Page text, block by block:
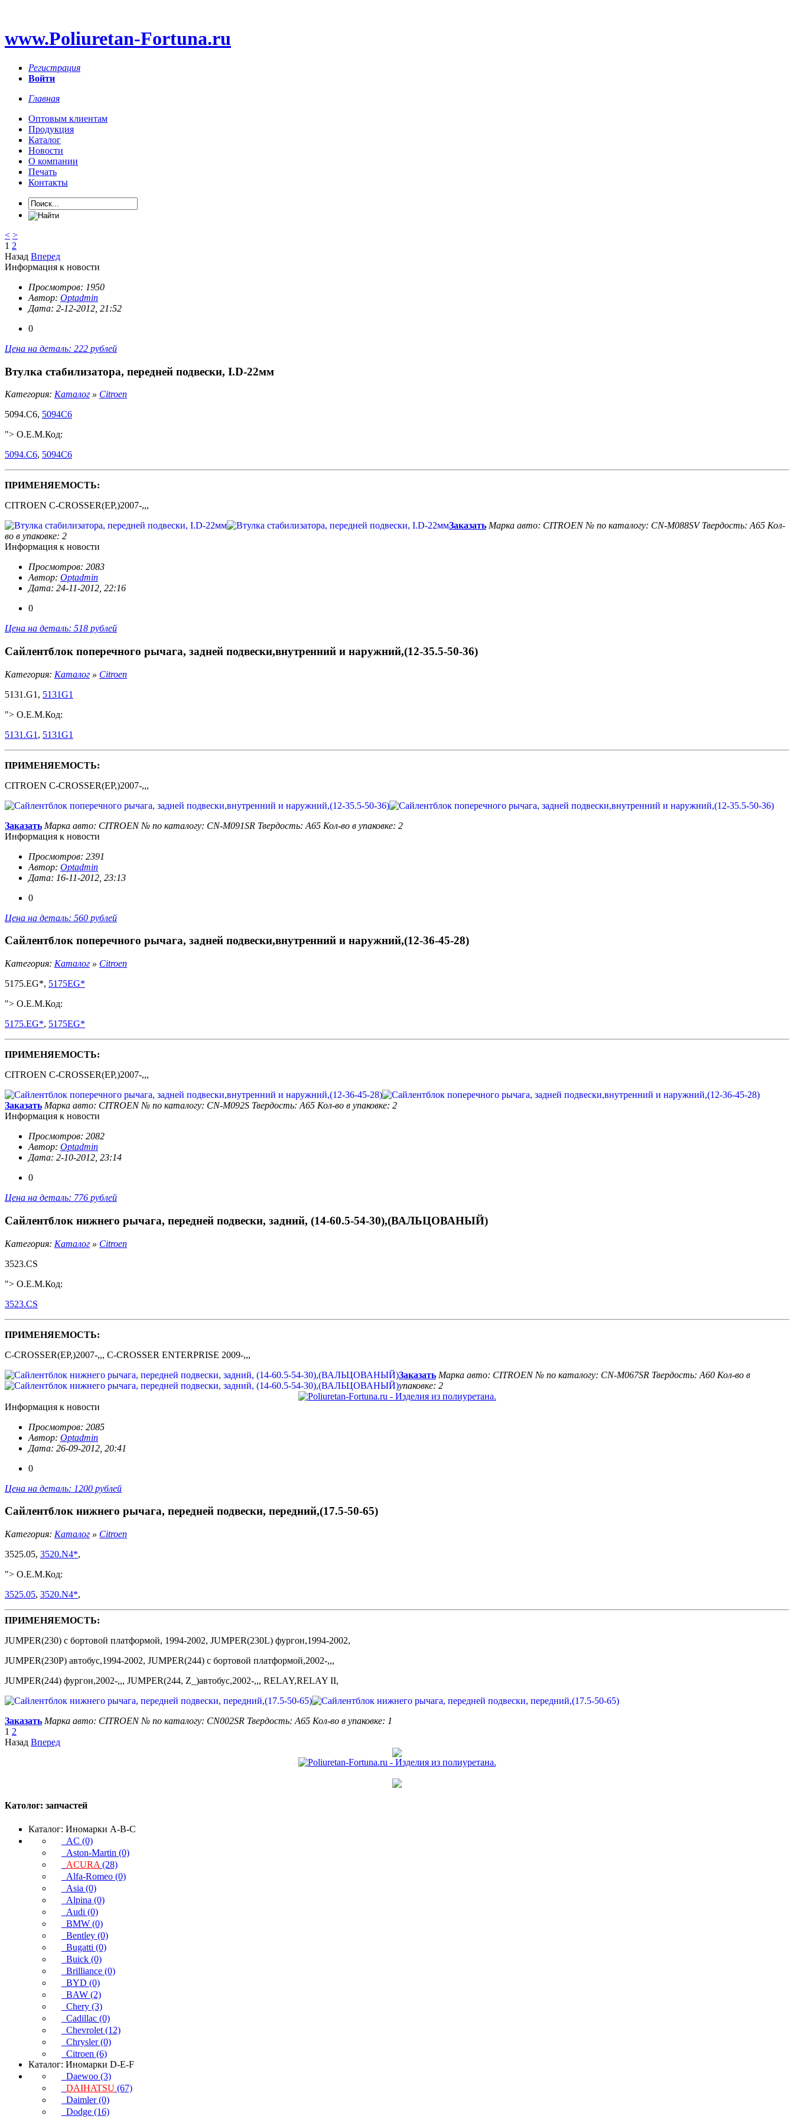
www.Poliuretan-Fortuna.ru
Регистрация
Войти
Главная
Оптовым клиентам
Продукция
Каталог
Новости
О компании
Печать
Контакты
< >
1 2
Назад Вперед
Информация к новости
Просмотров: 1950
Автор: Optadmin
Дата: 2-12-2012, 21:52
0
Цена на деталь: 222 рублей
Втулка стабилизатора, передней подвески, I.D-22мм
Категория: Каталог » Citroen
5094.C6, 5094C6
"> O.E.M.Код:
5094.C6, 5094C6
ПРИМЕНЯЕМОСТЬ:
CITROEN C-CROSSER(EP,)2007-,,,
Заказать Марка авто: CITROEN № по каталогу: CN-M088SV Твердость: А65 Кол-
во в упаковке: 2
Информация к новости
Просмотров: 2083
Автор: Optadmin
Дата: 24-11-2012, 22:16
0
Цена на деталь: 518 рублей
Сайлентблок поперечного рычага, задней подвески,внутренний и наружний,(12-35.5-50-36)
Категория: Каталог » Citroen
5131.G1, 5131G1
"> O.E.M.Код:
5131.G1 , 5131G1
ПРИМЕНЯЕМОСТЬ:
CITROEN C-CROSSER(EP,)2007-,,,
Заказать Марка авто: CITROEN № по каталогу: CN-M091SR Твердость: А65 Кол-во в упаковке: 2
Информация к новости
Просмотров: 2391
Автор: Optadmin
Дата: 16-11-2012, 23:13
0
Цена на деталь: 560 рублей
Сайлентблок поперечного рычага, задней подвески,внутренний и наружний,(12-36-45-28)
Категория: Каталог » Citroen
5175.EG*, 5175EG*
"> O.E.M.Код:
5175.EG*, 5175EG*
ПРИМЕНЯЕМОСТЬ:
CITROEN C-CROSSER(EP,)2007-,,,
Заказать Марка авто: CITROEN № по каталогу: CN-M092S Твердость: А65 Кол-во в упаковке: 2
Информация к новости
Просмотров: 2082
Автор: Optadmin
Дата: 2-10-2012, 23:14
0
Цена на деталь: 776 рублей
Сайлентблок нижнего рычага, передней подвески, задний, (14-60.5-54-30),(ВАЛЬЦОВАНЫЙ)
Категория: Каталог » Citroen
3523.CS
"> O.E.M.Код:
3523.CS
ПРИМЕНЯЕМОСТЬ:
C-CROSSER(EP,)2007-,,, C-CROSSER ENTERPRISE 2009-,,,
Заказать Марка авто: CITROEN № по каталогу: CN-M067SR Твердость: А60 Кол-во в
упаковке: 2
Информация к новости
Просмотров: 2085
Автор: Optadmin
Дата: 26-09-2012, 20:41
0
Цена на деталь: 1200 рублей
Сайлентблок нижнего рычага, передней подвески, передний,(17.5-50-65)
Категория: Каталог » Citroen
3525.05, 3520.N4*,
"> O.E.M.Код:
3525.05, 3520.N4*,
ПРИМЕНЯЕМОСТЬ:
JUMPER(230) c бортовой платформой, 1994-2002, JUMPER(230L) фургон,1994-2002,
JUMPER(230P) автобус,1994-2002, JUMPER(244) c бортовой платформой,2002-,,,
JUMPER(244) фургон,2002-,,, JUMPER(244, Z_)автобус,2002-,,, RELAY,RELAY II,
Заказать Марка авто: CITROEN № по каталогу: CN002SR Твердость: А65 Кол-во в упаковке: 1
1 2
Назад Вперед
Католог: запчастей
Каталог: Иномарки A-B-C
AC (0)
Aston-Martin (0)
ACURA (28)
Alfa-Romeo (0)
Asia (0)
Alpina (0)
Audi (0)
BMW (0)
Bentley (0)
Bugatti (0)
Buick (0)
Brilliance (0)
BYD (0)
BAW (2)
Chery (3)
Cadillac (0)
Chevrolet (12)
Chrysler (0)
Citroen (6)
Каталог: Иномарки D-E-F
Daewoo (3)
DAIHATSU (67)
Daimler (0)
Dodge (16)